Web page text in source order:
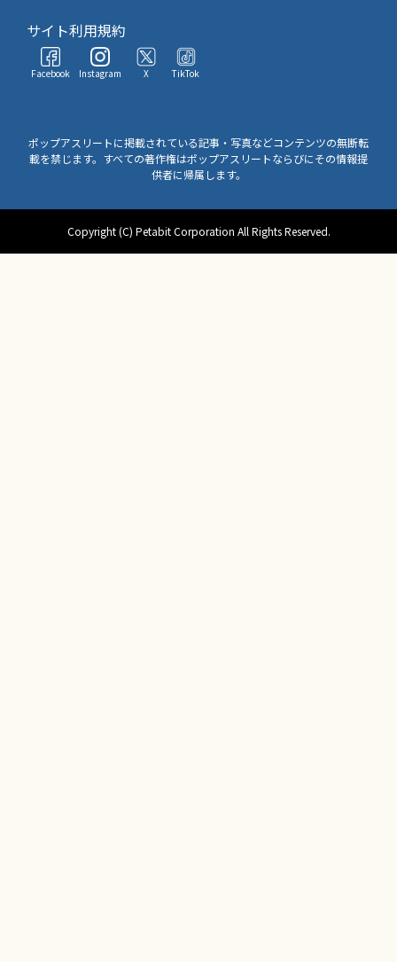
サイト利用規約
Facebook Instagram X TikTok
ポップアスリートに掲載されている記事・写真などコンテンツの無断転
載を禁じます。すべての著作権はポップアスリートならびにその情報提
供者に帰属します。
Copyright (C) Petabit Corporation All Rights Reserved.